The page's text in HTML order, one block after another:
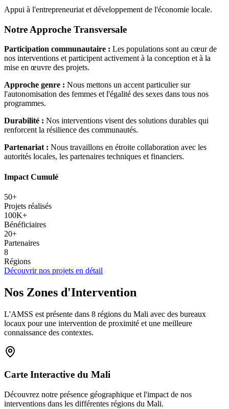
Appui à l'entrepreneuriat et développement de l'économie locale.
Notre Approche Transversale
Participation communautaire : Les populations sont au cœur de
nos interventions et participent activement à la conception et à la
mise en œuvre des projets.
Approche genre : Nous mettons un accent particulier sur
l'autonomisation des femmes et l'égalité des sexes dans tous nos
programmes.
Durabilité : Nos interventions visent des solutions durables qui
renforcent la résilience des communautés.
Partenariat : Nous travaillons en étroite collaboration avec les
autorités locales, les partenaires techniques et financiers.
Impact Cumulé
50+
Projets réalisés
100K+
Bénéficiaires
20+
Partenaires
8
Régions
Découvrir nos projets en détail
Nos Zones d'Intervention
L'AMSS est présente dans 8 régions du Mali avec des bureaux
locaux pour une intervention de proximité et une meilleure
connaissance des contextes.
Carte Interactive du Mali
Découvrez notre présence géographique et l'impact de nos
interventions dans les différentes régions du Mali.